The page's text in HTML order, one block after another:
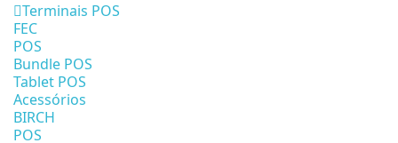
Terminais POS
FEC
POS
Bundle POS
Tablet POS
Acessórios
BIRCH
POS